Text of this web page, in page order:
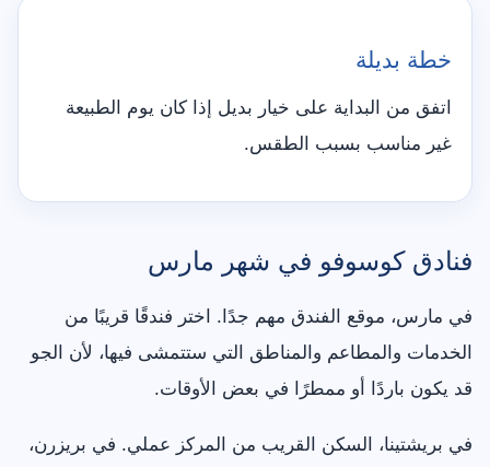
خطة بديلة
اتفق من البداية على خيار بديل إذا كان يوم الطبيعة
غير مناسب بسبب الطقس.
فنادق كوسوفو في شهر مارس
في مارس، موقع الفندق مهم جدًا. اختر فندقًا قريبًا من
الخدمات والمطاعم والمناطق التي ستتمشى فيها، لأن الجو
قد يكون باردًا أو ممطرًا في بعض الأوقات.
في بريشتينا، السكن القريب من المركز عملي. في بريزرن،